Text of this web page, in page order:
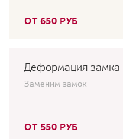
ОТ 650 РУБ
Деформация замка
Заменим замок
ОТ 550 РУБ